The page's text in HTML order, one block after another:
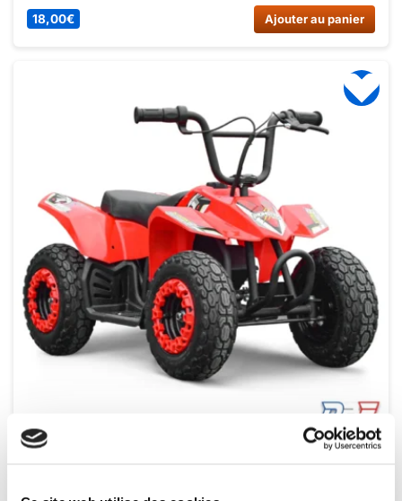
18,00€ Ajouter au panier